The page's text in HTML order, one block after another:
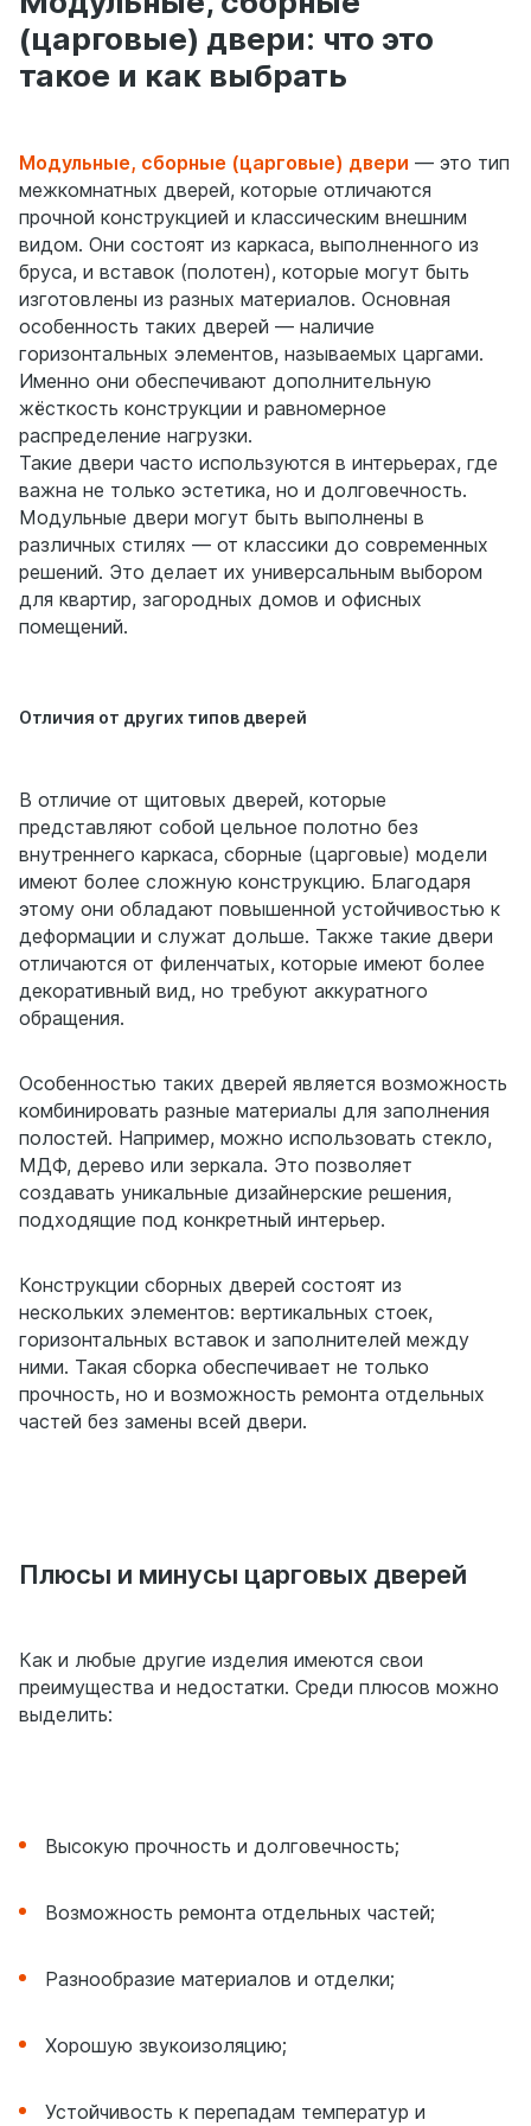
(царговые) двери: что это
такое и как выбрать
Модульные, сборные (царговые) двери — это тип
межкомнатных дверей, которые отличаются
прочной конструкцией и классическим внешним
видом. Они состоят из каркаса, выполненного из
бруса, и вставок (полотен), которые могут быть
изготовлены из разных материалов. Основная
особенность таких дверей — наличие
горизонтальных элементов, называемых царгами.
Именно они обеспечивают дополнительную
жёсткость конструкции и равномерное
распределение нагрузки.
Такие двери часто используются в интерьерах, где
важна не только эстетика, но и долговечность.
Модульные двери могут быть выполнены в
различных стилях — от классики до современных
решений. Это делает их универсальным выбором
для квартир, загородных домов и офисных
помещений.
Отличия от других типов дверей
В отличие от щитовых дверей, которые
представляют собой цельное полотно без
внутреннего каркаса, сборные (царговые) модели
имеют более сложную конструкцию. Благодаря
этому они обладают повышенной устойчивостью к
деформации и служат дольше. Также такие двери
отличаются от филенчатых, которые имеют более
декоративный вид, но требуют аккуратного
обращения.
Особенностью таких дверей является возможность
комбинировать разные материалы для заполнения
полостей. Например, можно использовать стекло,
МДФ, дерево или зеркала. Это позволяет
создавать уникальные дизайнерские решения,
подходящие под конкретный интерьер.
Конструкции сборных дверей состоят из
нескольких элементов: вертикальных стоек,
горизонтальных вставок и заполнителей между
ними. Такая сборка обеспечивает не только
прочность, но и возможность ремонта отдельных
частей без замены всей двери.
Плюсы и минусы царговых дверей
Как и любые другие изделия имеются свои
преимущества и недостатки. Среди плюсов можно
выделить:
Высокую прочность и долговечность;
Возможность ремонта отдельных частей;
Разнообразие материалов и отделки;
Хорошую звукоизоляцию;
Устойчивость к перепадам температур и